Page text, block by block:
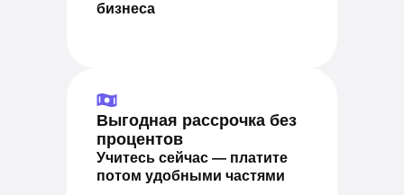
бизнеса
Выгодная рассрочка без
процентов
Учитесь сейчас — платите
потом удобными частями